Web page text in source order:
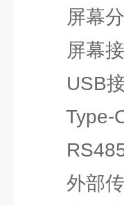
屏幕分
屏幕接
USB接
Type-
外部传